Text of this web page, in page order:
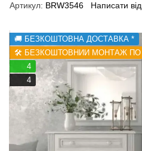
Артикул: BRW3546 Написати
🚚 БЕЗКОШТОВНА ДОСТАВКА *
🛠️ БЕЗКОШТОВНИЙ МОНТАЖ ПО
4
4